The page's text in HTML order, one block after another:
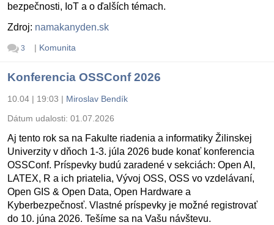
bezpečnosti, IoT a o ďalších témach.
Zdroj: namakanyden.sk
3 | Komunita
Konferencia OSSConf 2026
10.04 | 19:03 | Miroslav Bendík
Dátum udalosti: 01.07.2026
Aj tento rok sa na Fakulte riadenia a informatiky Žilinskej
Univerzity v dňoch 1-3. júla 2026 bude konať konferencia
OSSConf. Príspevky budú zaradené v sekciách: Open AI,
LATEX, R a ich priatelia, Vývoj OSS, OSS vo vzdelávaní,
Open GIS & Open Data, Open Hardware a
Kyberbezpečnosť. Vlastné príspevky je možné registrovať
do 10. júna 2026. Tešíme sa na Vašu návštevu.